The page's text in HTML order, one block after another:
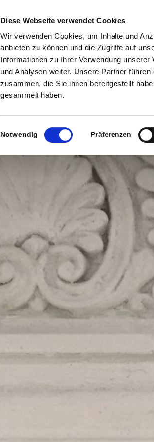
Diese Webseite verwendet Cookies
Wir verwenden Cookies, um Inhalte und
anbieten zu können und die Zugriffe auf
Informationen zu Ihrer Verwendung
und Analysen weiter. Unsere Partner
zusammen, die Sie ihnen bereitgestellt
gesammelt haben.
Einwilligungsauswahl
Notwendig Präferenzen